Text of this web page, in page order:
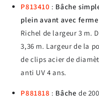
P813410 : Bâche
plein avant avec
Richel de largeur 3 m.
3,36 m. Largeur de la
de clips acier de
anti UV 4 ans.
P881818 : Bâche de